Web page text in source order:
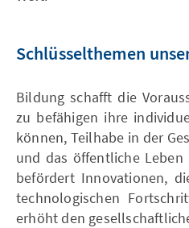
Schlüsselthemen
Bildung schafft die
zu befähigen ihre
können, Teilhabe in der
und das öffentliche
befördert Innovationen,
technologischen
erhöht den